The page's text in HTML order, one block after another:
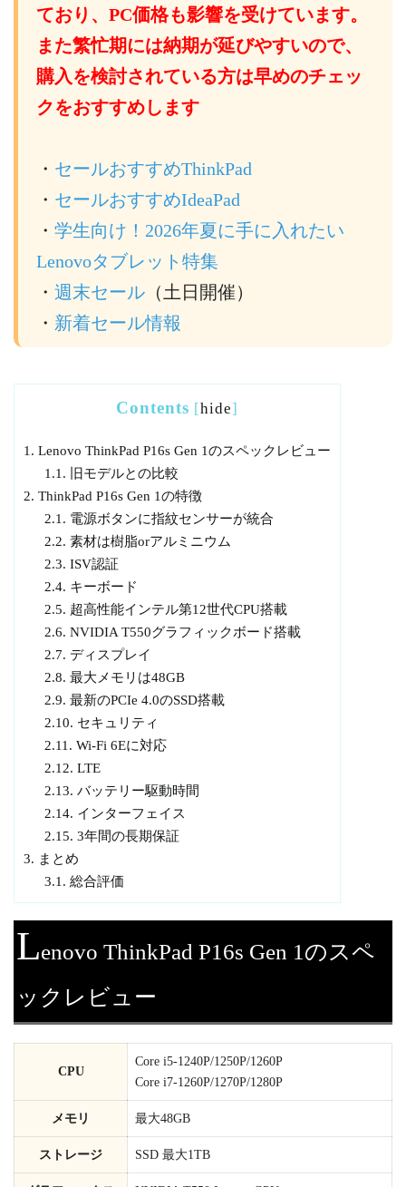
ており、PC価格も影響を受けています。
また繁忙期には納期が延びやすいので、
購入を検討されている方は早めのチェッ
クをおすすめします
・ セールおすすめThinkPad
・ セールおすすめIdeaPad
・ 学生向け！2026年夏に手に入れたい
Lenovoタブレット特集
・ 週末セール （土日開催）
・ 新着セール情報
Contents [hide]
1. Lenovo ThinkPad P16s Gen 1のスペックレビュー
1.1. 旧モデルとの比較
2. ThinkPad P16s Gen 1の特徴
2.1. 電源ボタンに指紋センサーが統合
2.2. 素材は樹脂orアルミニウム
2.3. ISV認証
2.4. キーボード
2.5. 超高性能インテル第12世代CPU搭載
2.6. NVIDIA T550グラフィックボード搭載
2.7. ディスプレイ
2.8. 最大メモリは48GB
2.9. 最新のPCIe 4.0のSSD搭載
2.10. セキュリティ
2.11. Wi-Fi 6Eに対応
2.12. LTE
2.13. バッテリー駆動時間
2.14. インターフェイス
2.15. 3年間の長期保証
3. まとめ
3.1. 総合評価
Lenovo ThinkPad P16s Gen 1のスペ
ックレビュー
CPU
Core i5-1240P/1250P/1260P
Core i7-1260P/1270P/1280P
メモリ 最大48GB
ストレージ SSD 最大1TB